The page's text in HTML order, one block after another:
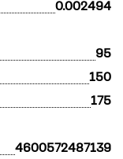
0.002494
95
150
175
4600572487139